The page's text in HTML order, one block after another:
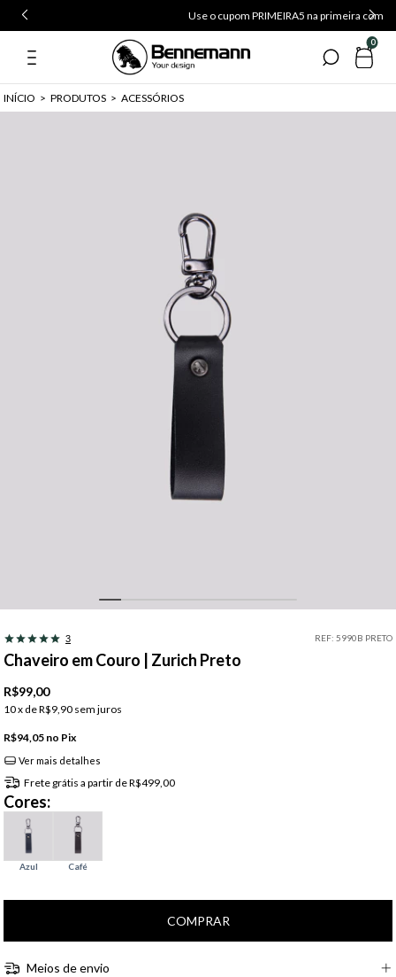
Use o cupom PRIMEIRA5 na primeira compra
0
INÍCIO > PRODUTOS > ACESSÓRIOS
3 REF: 5990B PRETO
Chaveiro em Couro | Zurich Preto
R$99,00
10x deR$9,90 sem juros
R$94,05 Pix
Ver mais detalhes
Frete grátis a partir deR$499,00
Cores:
Meios de envio